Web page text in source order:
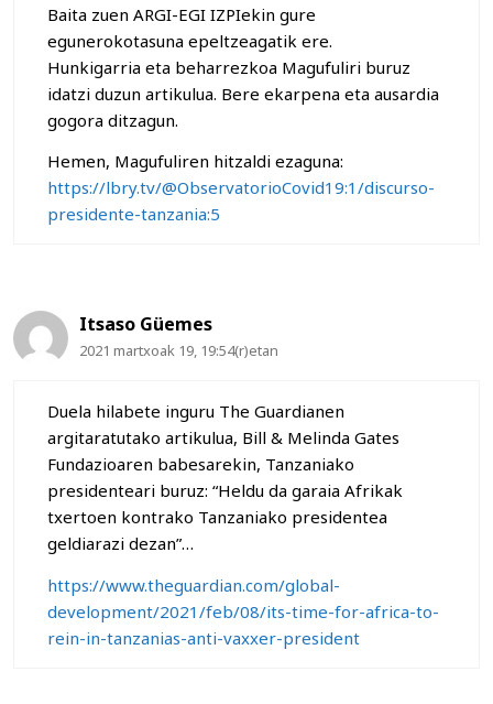
Baita zuen ARGI-EGI IZPIekin gure
egunerokotasuna epeltzeagatik ere.
Hunkigarria eta beharrezkoa Magufuliri buruz
idatzi duzun artikulua. Bere ekarpena eta ausardia
gogora ditzagun.
Hemen, Magufuliren hitzaldi ezaguna:
https://lbry.tv/@ObservatorioCovid19:1/discurso-
presidente-tanzania:5
Itsaso Güemes
2021 martxoak 19, 19:54(r)etan
Duela hilabete inguru The Guardianen
argitaratutako artikulua, Bill & Melinda Gates
Fundazioaren babesarekin, Tanzaniako
presidenteari buruz: “Heldu da garaia Afrikak
txertoen kontrako Tanzaniako presidentea
geldiarazi dezan”…
https://www.theguardian.com/global-
development/2021/feb/08/its-time-for-africa-to-
rein-in-tanzanias-anti-vaxxer-president